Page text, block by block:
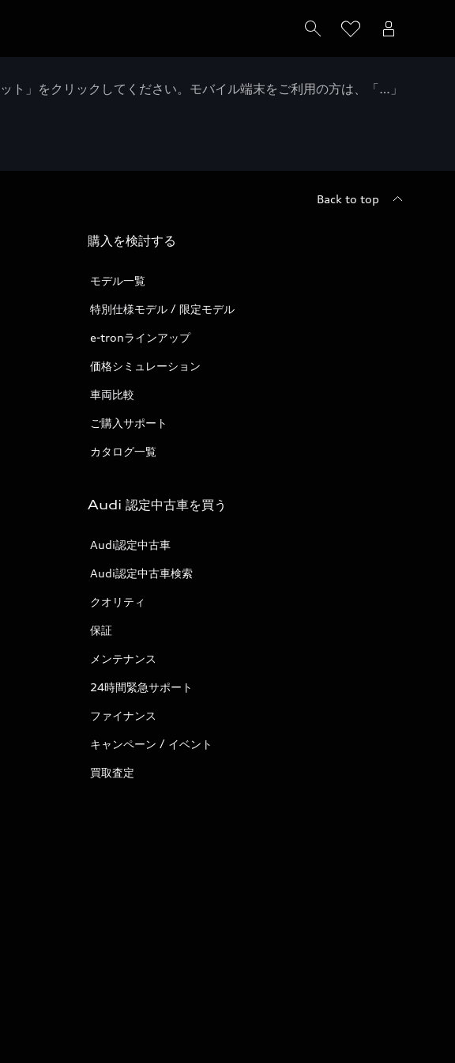
」をクリックしてください。モバイル端末をご利用の方は、「…」
Back to top
購入を検討する
モデル一覧
特別仕様モデル / 限定モデル
e-tronラインアップ
価格シミュレーション
車両比較
ご購入サポート
カタログ一覧
Audi 認定中古車を買う
Audi認定中古車
Audi認定中古車検索
クオリティ
保証
メンテナンス
24時間緊急サポート
ファイナンス
キャンペーン / イベント
買取査定